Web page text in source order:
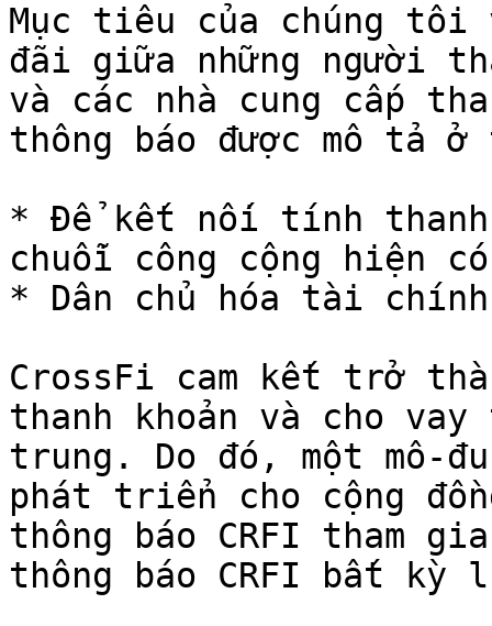
Mục tiêu của chúng
đãi giữa những người
và các nhà cung cấp
thông báo được mô tả
* Để kết nối tính
chuỗi công cộng hiện
* Dân chủ hóa tài
CrossFi cam kết trở
thanh khoản và cho
trung. Do đó, một mô-
phát triển cho cộng
thông báo CRFI tham